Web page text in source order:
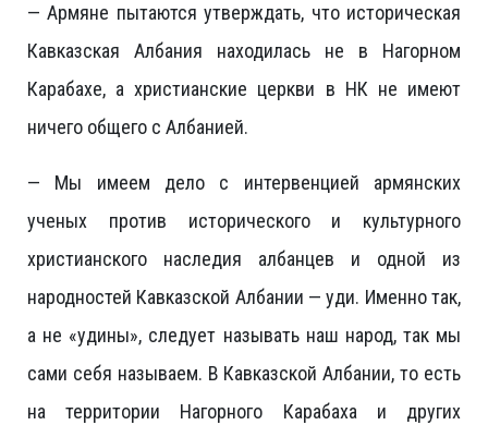
— Армяне пытаются утверждать, что историческая
Кавказская Албания находилась не в Нагорном
Карабахе, а христианские церкви в НК не имеют
ничего общего с Албанией.
— Мы имеем дело с интервенцией армянских
ученых против исторического и культурного
христианского наследия албанцев и одной из
народностей Кавказской Албании — уди. Именно так,
а не «удины», следует называть наш народ, так мы
сами себя называем. В Кавказской Албании, то есть
на территории Нагорного Карабаха и других